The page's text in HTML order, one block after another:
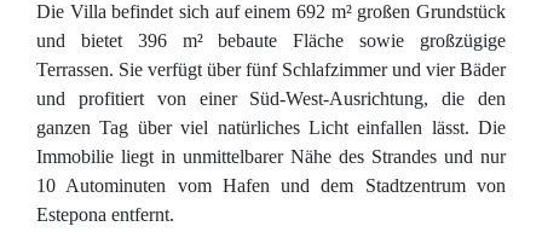
Die Villa befindet sich auf einem 692 m² großen Grundstück
und bietet 396 m² bebaute Fläche sowie großzügige
Terrassen. Sie verfügt über fünf Schlafzimmer und vier Bäder
und profitiert von einer Süd-West-Ausrichtung, die den
ganzen Tag über viel natürliches Licht einfallen lässt. Die
Immobilie liegt in unmittelbarer Nähe des Strandes und nur
10 Autominuten vom Hafen und dem Stadtzentrum von
Estepona entfernt.